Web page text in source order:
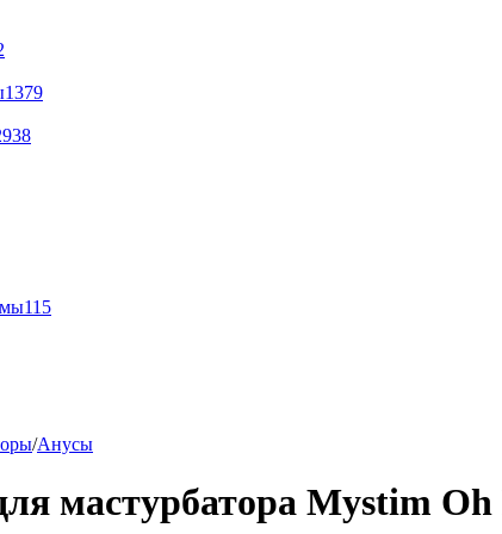
1379
115
/Анусы
мастурбатора Mystim Oh